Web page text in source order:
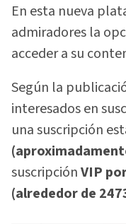
En esta nueva
admiradores la
acceder a su
Según la
interesados en
una suscripción
suscripciónVIP
(alrededor de